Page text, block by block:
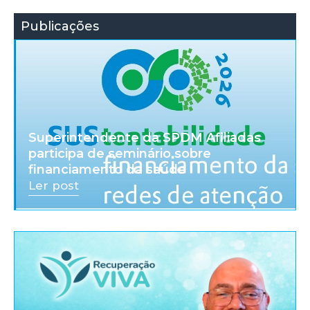
Publicações
Superintendente da SPDM Afiliadas
participa de seminário sobre
financiamento da saúde
Ler post